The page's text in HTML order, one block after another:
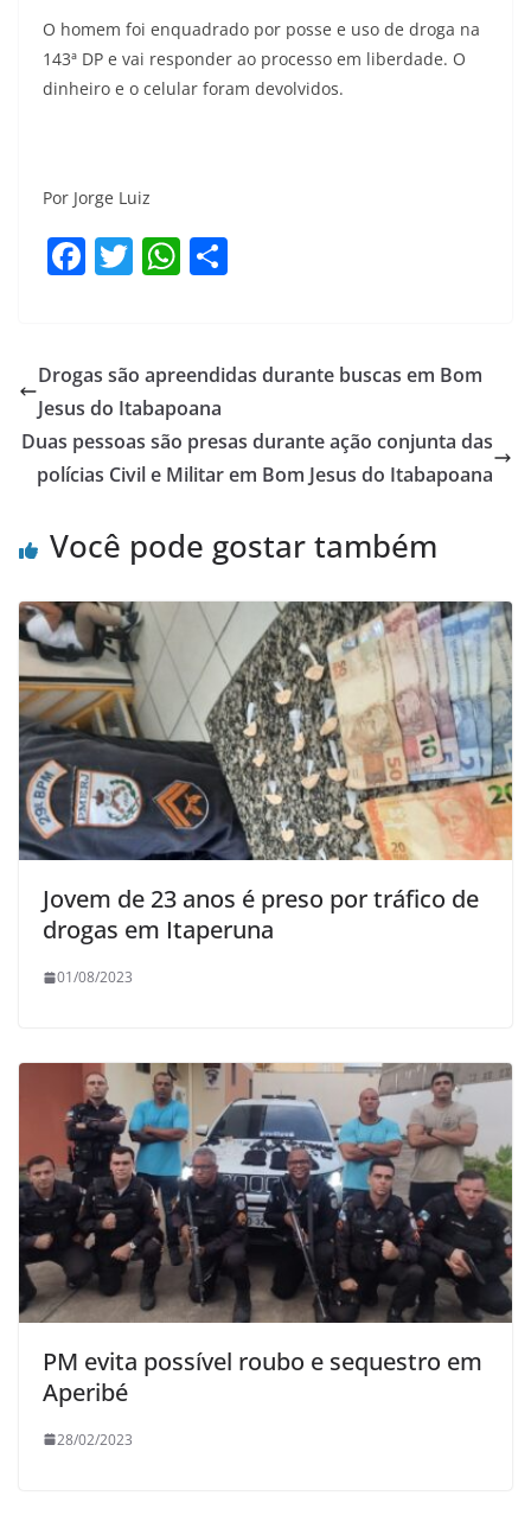
O homem foi enquadrado por posse e uso de droga na
143ª DP e vai responder ao processo em liberdade. O
dinheiro e o celular foram devolvidos.
Por Jorge Luiz
F
e
b
o
o
T
er
W
s
A
p
p
e
Drogas são apreendidas durante buscas em Bom
Jesus do Itabapoana
Duas pessoas são presas durante ação conjunta das
polícias Civil e Militar em Bom Jesus do Itabapoana
Você pode gostar também
Jovem de 23 anos é preso por tráfico de
drogas em Itaperuna
01/08/2023
PM evita possível roubo e sequestro em
Aperibé
28/02/2023